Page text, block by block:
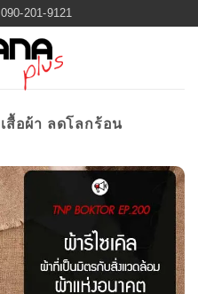
090-201-9121
เสื้อผ้า ลดโลกร้อน